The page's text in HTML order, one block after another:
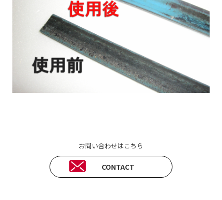
お問い合わせはこちら
CONTACT